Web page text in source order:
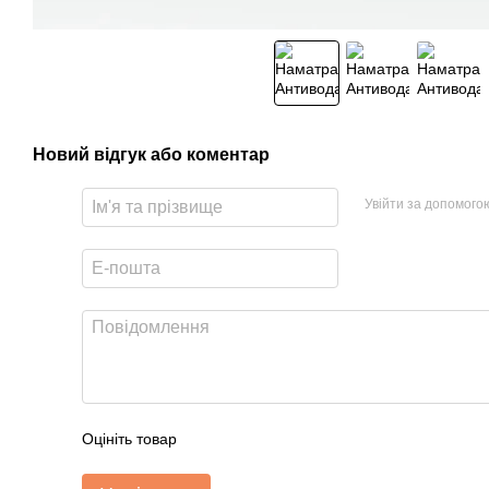
Новий відгук або коментар
Увійти за
Оцініть товар